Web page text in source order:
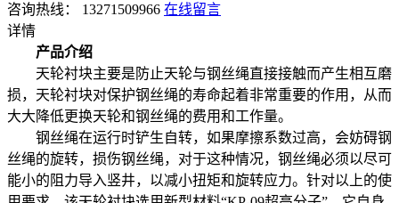
咨询热线： 13271509966 在线留言
详情
产品介绍
天轮衬块主要是防止天轮与钢丝绳直接接触而产生相互磨
损，天轮衬块对保护钢丝绳的寿命起着非常重要的作用，从而
大大降低更换天轮和钢丝绳的费用和工作量。
钢丝绳在运行时铲生自转，如果摩擦系数过高，会妨碍钢
丝绳的旋转，损伤钢丝绳，对于这种情况，钢丝绳必须以尽可
能小的阻力导入竖井，以减小扭矩和旋转应力。针对以上的使